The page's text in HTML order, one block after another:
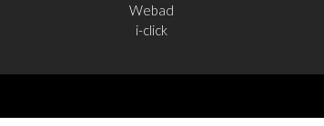
Webad
i-click